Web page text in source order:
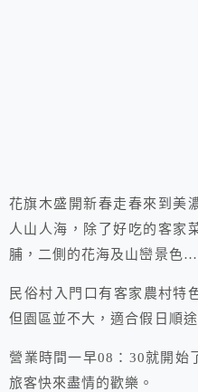
花旗木盛開新春走春來到美
人山人海，除了好吃的客家
脯，二側的花海及山巒景色
民俗村入門口有客家農村特
但園區並不大，適合假日順途
營業時間一早08：30就開始
旅客快來盡情的歡樂。